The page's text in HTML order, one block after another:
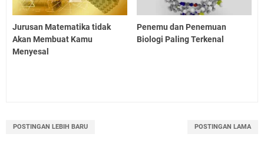
Jurusan Matematika tidak
Akan Membuat Kamu
Menyesal
Penemu dan Penemuan
Biologi Paling Terkenal
POSTINGAN LEBIH BARU POSTINGAN LAMA